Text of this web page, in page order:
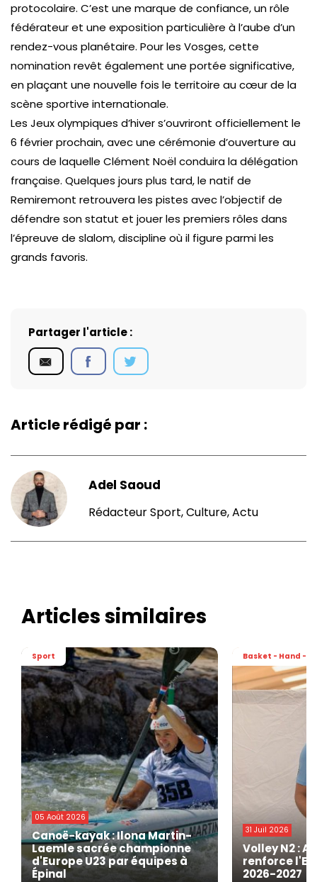
protocolaire. C’est une marque de confiance, un rôle
fédérateur et une exposition particulière à l’aube d’un
rendez-vous planétaire. Pour les Vosges, cette
nomination revêt également une portée significative,
en plaçant une nouvelle fois le territoire au cœur de la
scène sportive internationale.
Les Jeux olympiques d’hiver s’ouvriront officiellement le
6 février prochain, avec une cérémonie d’ouverture au
cours de laquelle Clément Noël conduira la délégation
française. Quelques jours plus tard, le natif de
Remiremont retrouvera les pistes avec l’objectif de
défendre son statut et jouer les premiers rôles dans
l’épreuve de slalom, discipline où il figure parmi les
grands favoris.
Partager l'article :
Article rédigé par :
Adel Saoud
Rédacteur Sport, Culture, Actu
Articles similaires
Sport
05 Août 2026
Canoë-kayak : Ilona Martin-
Laemle sacrée championne
d'Europe U23 par équipes à
Épinal
Basket - Hand -
31 Juil 2026
Volley N2 :
renforce
2026-2027